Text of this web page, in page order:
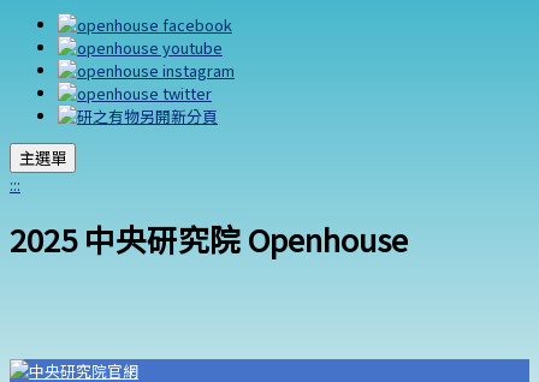
主選單
:::
2025 中央研究院 Openhouse